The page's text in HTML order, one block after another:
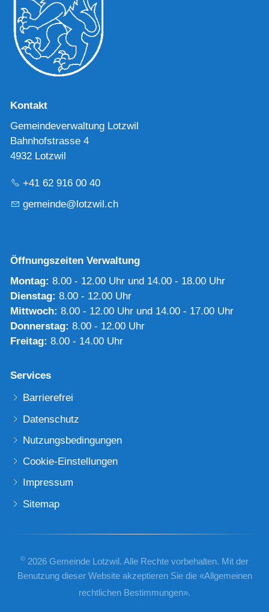
Kontakt
Gemeindeverwaltung Lotzwil
Bahnhofstrasse 4
4932 Lotzwil
+41 62 916 00 40
g m nd l tzw l ch
Öffnungszeiten Verwaltung
Montag: 8.00 - 12.00 Uhr und 14.00 - 18.00 Uhr
Dienstag: 8.00 - 12.00 Uhr
Mittwoch: 8.00 - 12.00 Uhr und 14.00 - 17.00 Uhr
Donnerstag: 8.00 - 12.00 Uhr
Freitag: 8.00 - 14.00 Uhr
Services
Barrierefrei
Datenschutz
Nutzungsbedingungen
Cookie-Einstellungen
Impressum
Sitemap
© 2026 Gemeinde Lotzwil. Alle Rechte vorbehalten. Mit der
Benutzung dieser Website akzeptieren Sie die «Allgemeinen
rechtlichen Bestimmungen».